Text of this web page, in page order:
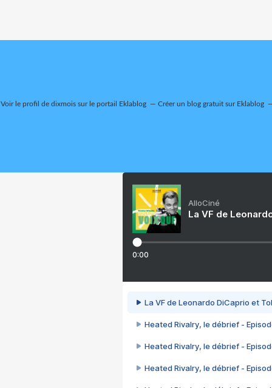
Voir le profil de dixmoissur le portail Eklablog Créer un blog gratuit sur Eklablog
AlloCiné
La VF de
0:00
La VF de Leonardo DiCaprio et
Heated Rivalry, le débrief -
Heated Rivalry, le débrief -
Heated Rivalry, le débrief -